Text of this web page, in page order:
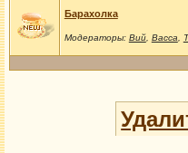
Барахолка
Модераторы: Вий, Васса